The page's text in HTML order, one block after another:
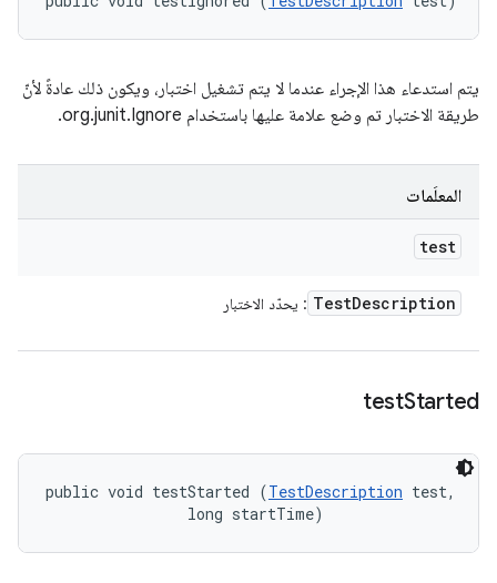
يتم استدعاء هذا الإجراء عندما لا يتم تشغيل اختبار، ويكون ذلك عادةً لأنّ
طريقة الاختبار تم وضع علامة عليها باستخدام org.junit.Ignore.
المعلَمات
test
TestDescription : يحدّد الاختبار
testStarted
public void testStarted (TestDescription test,
                long startTime)